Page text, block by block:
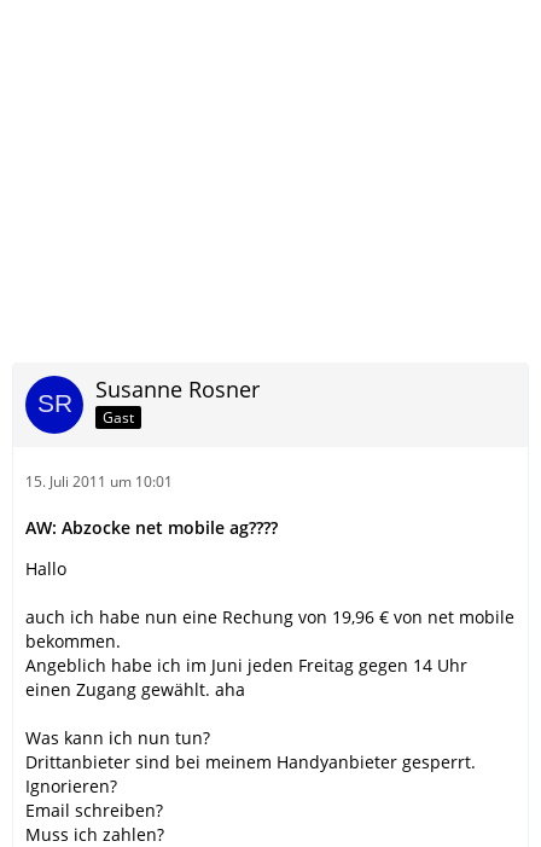
Susanne Rosner
Gast
15. Juli 2011 um 10:01
AW: Abzocke net mobile ag????
Hallo
auch ich habe nun eine Rechung von 19,96 € von net mobile
bekommen.
Angeblich habe ich im Juni jeden Freitag gegen 14 Uhr
einen Zugang gewählt. aha
Was kann ich nun tun?
Drittanbieter sind bei meinem Handyanbieter gesperrt.
Ignorieren?
Email schreiben?
Muss ich zahlen?